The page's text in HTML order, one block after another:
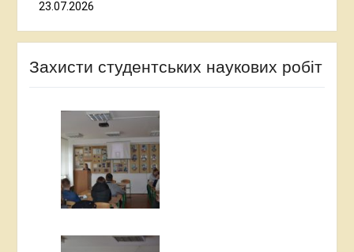
23.07.2026
Захисти студентських наукових робіт